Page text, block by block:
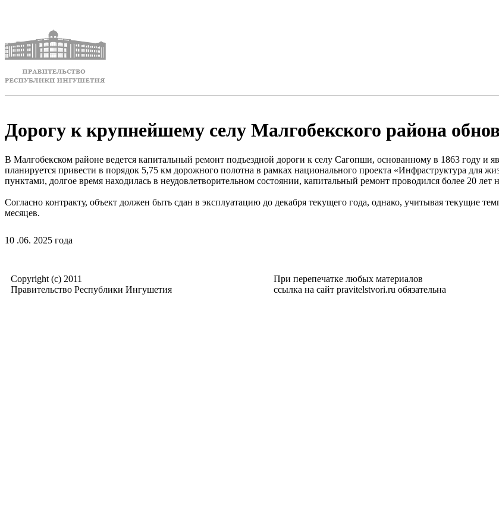
Дорогу к крупнейшему селу Малгобекского района
В Малгобекском районе ведется капитальный ремонт подъездной дороги к селу Сагопши, основанному в 1863 году
планируется привести в порядок 5,75 км дорожного полотна в рамках национального проекта «Инфраструктура для
пунктами, долгое время находилась в неудовлетворительном состоянии, капитальный ремонт проводился более 20 лет
Согласно контракту, объект должен быть сдан в эксплуатацию до декабря текущего года, однако, учитывая текущие
месяцев.
10 .06. 2025 года
Copyright (c) 2011
Правительство Республики Ингушетия
При перепечатке любых материалов
ссылка на сайт pravitelstvori.ru обязательна